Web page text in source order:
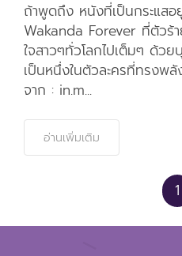
ถ้าพูดถึง หนังที่เป็นกระแส
Wakanda Forever ที่ตัวร้
ใจสาวๆทั่วโลกไปเต็มๆ ด้ว
เป็นหนึ่งในตัวละครที่ทรงพ
จาก : in.m...
อ่านเพิ่มเติม
1